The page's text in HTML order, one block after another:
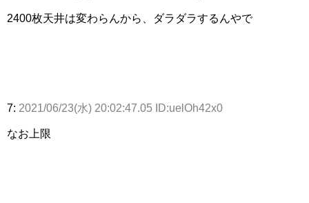
2400枚天井は変わらんから、ダラダラするんやで
7: 2021/06/23(水) 20:02:47.05 ID:uelOh42x0
なお上限